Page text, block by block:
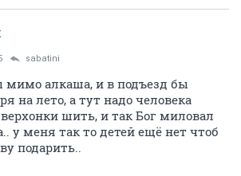
sabatini
мимо алкаша, и в подъезд бы
на лето, а тут надо человека
шить, и так Бог миловал
у меня так то детей ещё нет чтоб
подарить..